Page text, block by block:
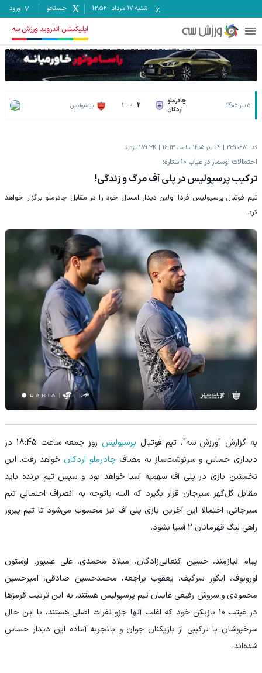
شنبه ۱۷ مرداد -
12:52 جستجو ورود
اپلیکیشن اندروید ورزش سه
5 تیر 1405
چادرملو
اردکان
2
-
1 پرسپولیس
کد: 2390681 04 تیر 1405 ساعت 16:13 189.3K بازدید
احتمالات اوسمار در غیاب 10 ستاره:
ترکیب پرسپولیس در پلی آف مرگ و زندگی!
تیم فوتبال پرسپولیس فردا اولین دیدار امسال خود را در مقابل چادرملو برگزار خواهد
کرد.
به گزارش "ورزش سه"، تیم فوتبال پرسپولیس
روز جمعه ساعت 18:45 در
دیداری حساس و سرنوشت‌ساز به مصاف چادرملو اردکان خواهد رفت. این
نخستین بازی در پلی آف سهمیه آسیا خواهد بود و سپس تیم برنده باید
مقابل گل‌گهر سیرجان قرار بگیرد که البته باتوجه به انصراف احتمالی تیم
سیرجانی، احتمالا این آخرین بازی پلی آف نیز محسوب می‌شود تا تیم پیروز
راهی لیگ قهرمانان 2 آسیا بشود.
پیام نیازمند، حسین کنعانی‌زادگان، میلاد محمدی، علی علیپور، اوستون
اورونوف، ایگور سرگیف، یعقوب براجعه، محمدحسین صادقی، امیرحسین
محمودی و سروش رفیعی غایبان تیم پرسپولیس هستند. به این ترتیب قرمزها
در غیتب 10 بازیکن خود که اغلب آنها جزو نفرات اصلی هستند، با این حال
سرخپوشان با ترکیبی از بازیکنان جوان و باتجربه آماده این دیدار حساس
شده‌اند.